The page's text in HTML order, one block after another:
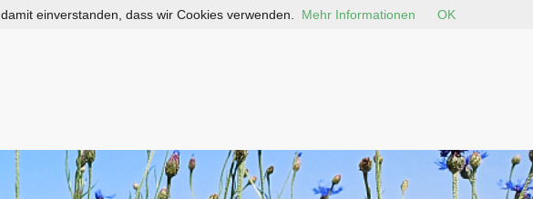
einverstanden, dass wir Cookies verwenden. Mehr Informationen OK